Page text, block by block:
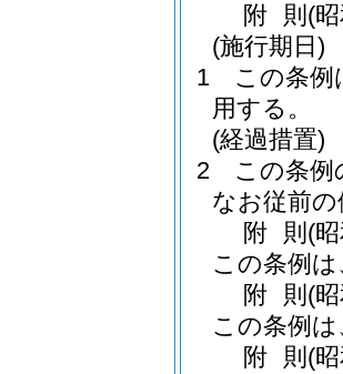
附 則 (
(施行期日)
1
この条例
用する。
(経過措置)
2
この条例
なお従前
附 則 (
この条例
附 則 (
この条例
附 則 (